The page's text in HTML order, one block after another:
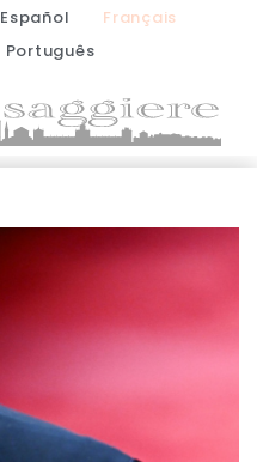
Español
Français
Português